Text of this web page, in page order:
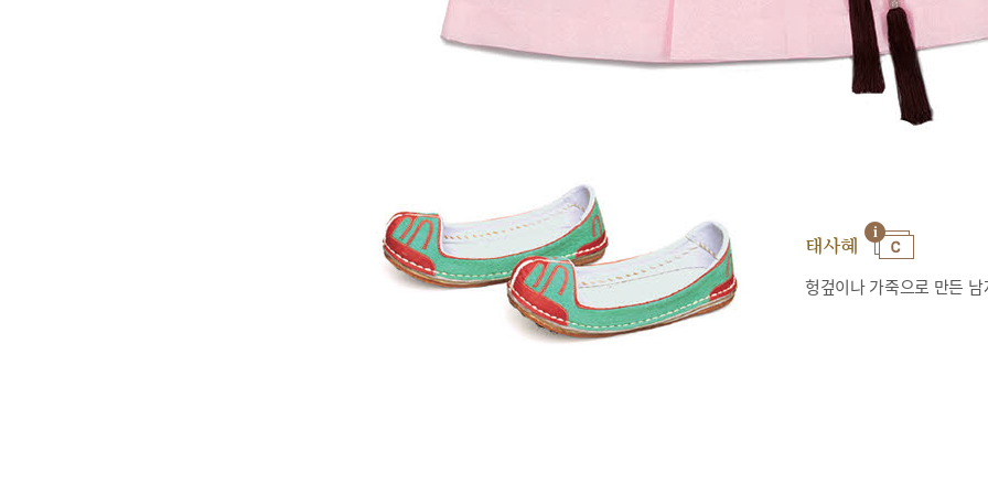
태사혜
헝겊이나 가죽으로 만든